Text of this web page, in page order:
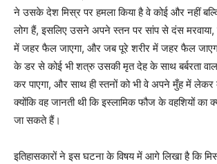
ने उसके देश मिस्र पर हमला किया है वे कोई और नहीं
लोग हैं, इसलिए उसने अपने स्तन पर सांप से दंस
में जहर फैल जाएगा, और जब पूरे शरीर में जहर फैल
के डर से कोई भी शत्रु उसकी मृत देह के साथ बर्बरता वाला
कर पाएगा, और साथ ही स्तनों को भी वे अपने मुँह में लेकर
क्योंकि वह जानती थी कि इस्लामिक फौज के वहशियों का
जा सकते हैं।
इतिहासकारों ने इस घटना के विषय में आगे लिखा है कि